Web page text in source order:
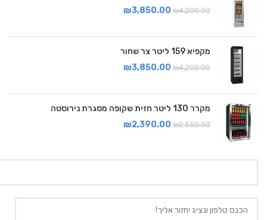
₪4,200.00
₪3,850.00
מקפיא 159 ליטר צר שחור
₪4,200.00
₪3,850.00
מקרר 130 ליטר חזית שקופה מסגרת נירוסטה
₪2,550.00
₪2,390.00